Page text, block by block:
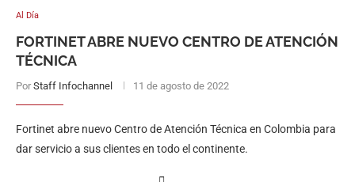
Al Día
FORTINET ABRE NUEVO CENTRO DE ATENCIÓN
TÉCNICA
Por Staff Infochannel 11 de agosto de 2022
Fortinet abre nuevo Centro de Atención Técnica en Colombia para
dar servicio a sus clientes en todo el continente.